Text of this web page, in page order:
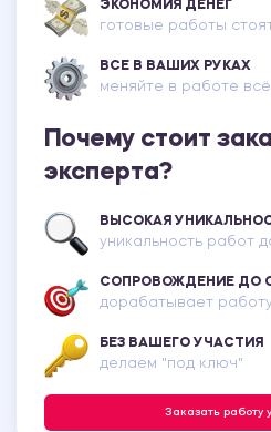
ЭКОНОМИЯ ДЕНЕГ
готовые работы
ВСЕ В ВАШИХ РУКАХ
меняйте в работе
Почему стоит
эксперта?
ВЫСОКАЯ
уникальность работ
СОПРОВОЖДЕНИЕ ДО
дорабатывает
БЕЗ ВАШЕГО УЧАСТИЯ
делаем "под ключ"
Заказать работу